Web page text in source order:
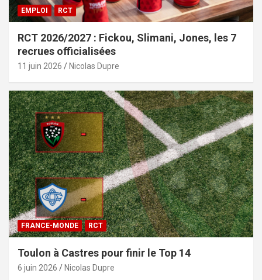
EMPLOI RCT
RCT 2026/2027 : Fickou, Slimani, Jones, les 7
recrues officialisées
11 juin 2026 Nicolas Dupre
FRANCE-MONDE RCT
Toulon à Castres pour finir le Top 14
6 juin 2026 Nicolas Dupre